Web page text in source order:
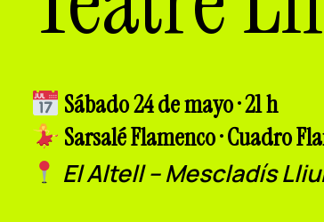
Sábado 24 de mayo · 21 h
Sarsalé Flamenco · Cuadro
El Altell – Mescladís